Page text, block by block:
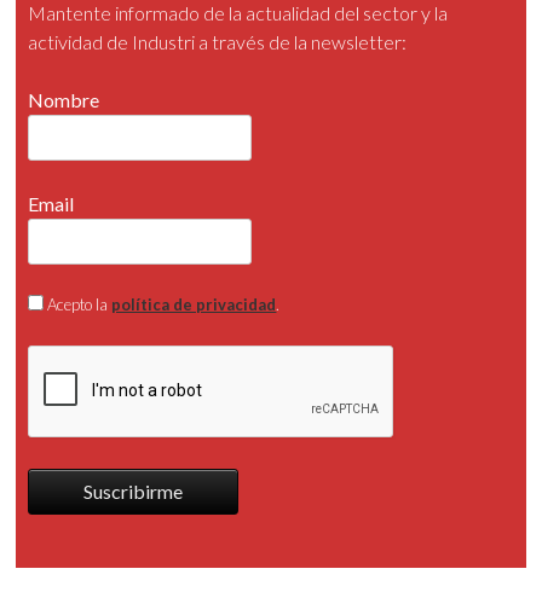
Mantente informado de la actualidad del sector y la
actividad de Industri a través de la newsletter:
Nombre
Email
Acepto la política de privacidad.
Suscribirme